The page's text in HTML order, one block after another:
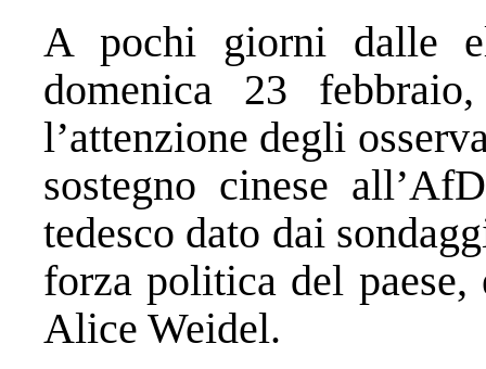
A pochi giorni dalle
domenica 23
l’attenzione degli
sostegno cinese
tedesco dato dai
forza politica del
Alice Weidel.